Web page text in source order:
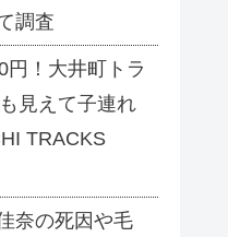
調査
円！大井町トラ
見えて子連れ
TRACKS
奈の死因や毛